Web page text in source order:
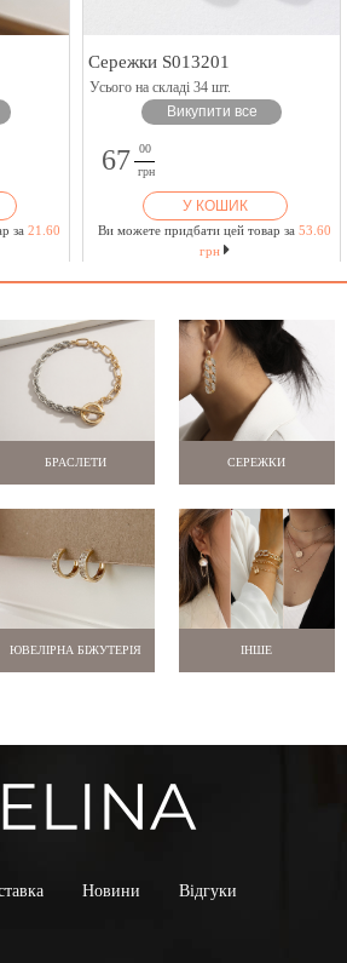
за 21.60
Сережки S013201
Усього на складі 34 шт.
Викупити все
67
00
грн
У КОШИК
Ви можете придбати цей товар за 53.60
грн
БРАСЛЕТИ СЕРЕЖКИ
ЮВЕЛІРНА БІЖУТЕРІЯ ІНШЕ
Новини Відгуки